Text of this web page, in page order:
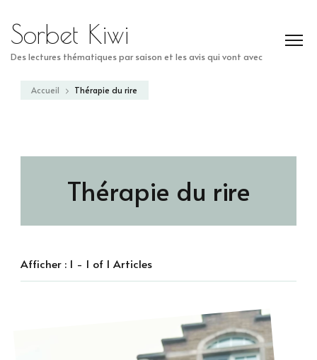
Sorbet Kiwi
Des lectures thématiques par saison et les avis qui vont avec
Accueil Thérapie du rire
Thérapie du rire
Afficher : 1 - 1 of 1 Articles